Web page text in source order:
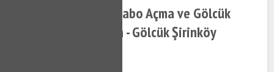
Gölcük Şirinköy Lavabo Açma ve Gölcük
Şirinköy Gider Açma - Gölcük Şirinköy